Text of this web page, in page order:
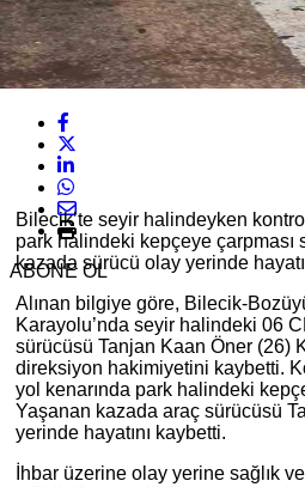
ABONE OL
Bilecik’te seyir halindeyken
park halindeki kepçeye çarpması
kazada sürücü olay yerinde
Alınan bilgiye göre, Bilecik-
Karayolu’nda seyir halindeki 06
sürücüsü Tanjan Kaan Öner (26)
direksiyon hakimiyetini kaybetti.
yol kenarında park halindeki
Yaşanan kazada araç sürücüsü
yerinde hayatını kaybetti.
İhbar üzerine olay yerine sağlık